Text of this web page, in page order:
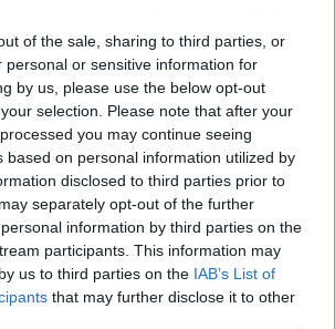
of the sale, sharing to third parties, or
personal or sensitive information for
by us, please use the below opt-out
selection. Please note that after your
you may continue seeing
based on personal information utilized by
disclosed to third parties prior to
separately opt-out of the further
information by third parties on the
participants. This information may
us to third parties on the IAB’s List of
that may further disclose it to other
pantalla y controles
modelos de Tesla podrían
a replantear parte de su diseño
las máximas calificaciones
es menos técnica y más
conductores reconocen que
impresiona el primer día
diario resulta poco práctica.
sociales se repite la misma